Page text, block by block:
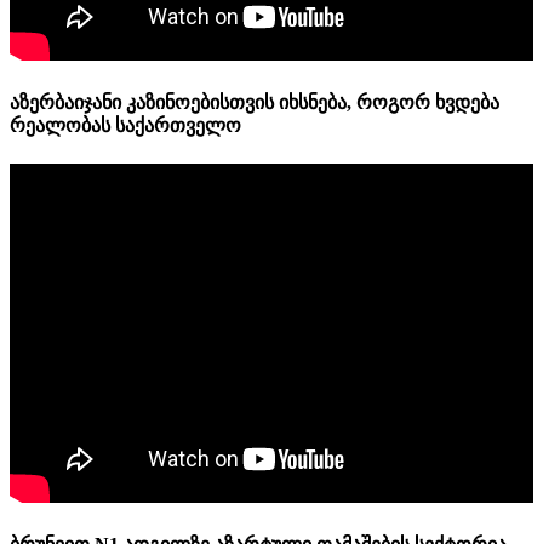
აზერბაიჯანი კაზინოებისთვის იხსნება, როგორ ხვდება
რეალობას საქართველო